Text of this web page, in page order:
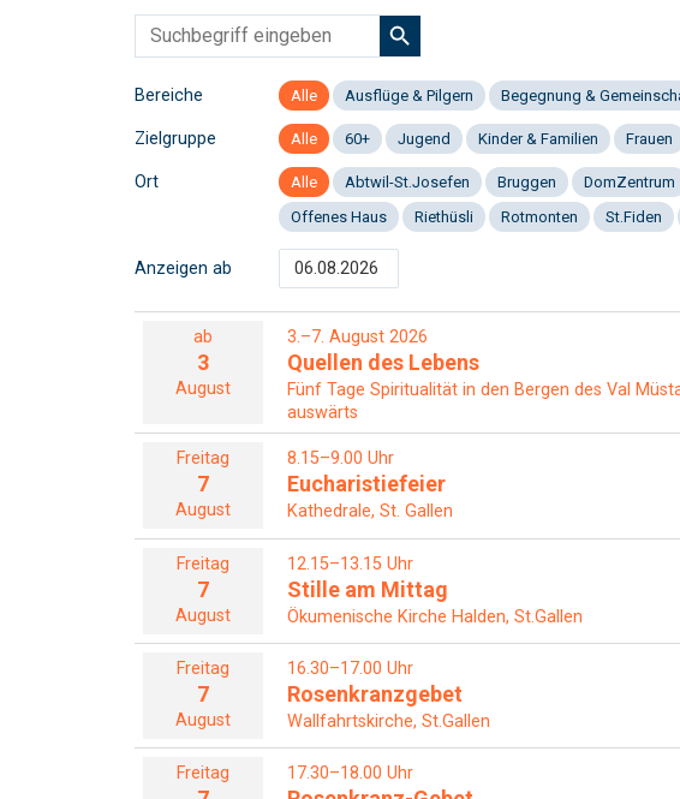
Bereiche Alle Ausflüge & Pilgern Begegnung &
Zielgruppe Alle 60+ Jugend Kinder & Familien Frauen
Ort Alle Abtwil-St.Josefen Bruggen DomZentrum
Offenes Haus
Riethüsli Rotmonten St.Fiden
Anzeigen ab
ab
3
August
3.–7. August 2026
Quellen des Lebens
Fünf Tage Spiritualität in den Bergen des Val
auswärts
Freitag
7
August
8.15–9.00 Uhr
Eucharistiefeier
Kathedrale, St. Gallen
Freitag
7
August
12.15–13.15 Uhr
Stille am Mittag
Ökumenische Kirche Halden, St.Gallen
Freitag
7
August
16.30–17.00 Uhr
Rosenkranzgebet
Wallfahrtskirche, St.Gallen
Freitag 17.30–18.00 Uhr